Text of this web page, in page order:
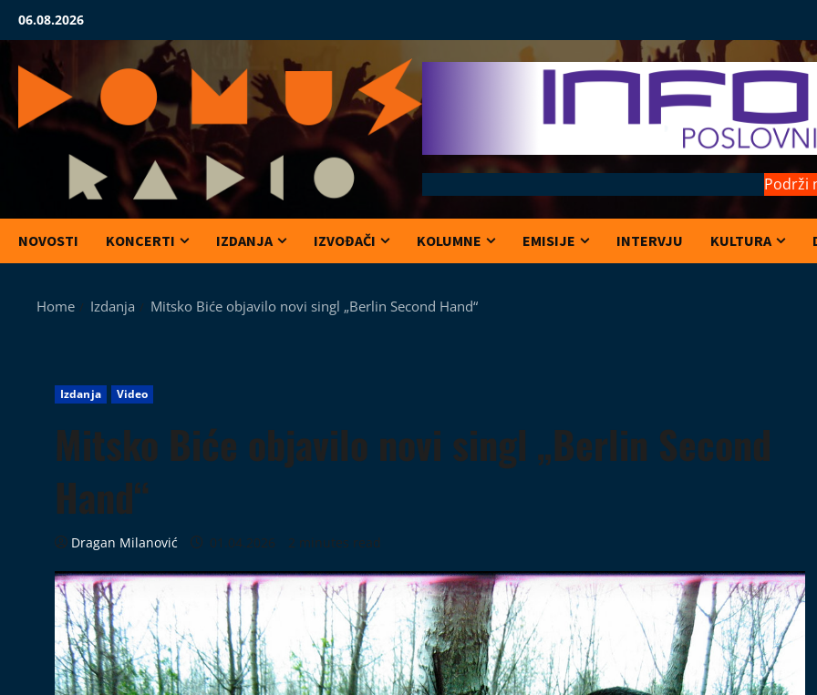
06.08.2026
Podrži
NOVOSTI KONCERTI IZDANJA IZVOĐAČI KOLUMNE EMISIJE INTERVJU KULTURA
Home Izdanja Mitsko Biće objavilo novi singl „Berlin Second Hand“
Izdanja Video
Mitsko Biće objavilo novi singl „Berlin Second
Hand“
Dragan Milanović 01.04.2026 2 minutes read